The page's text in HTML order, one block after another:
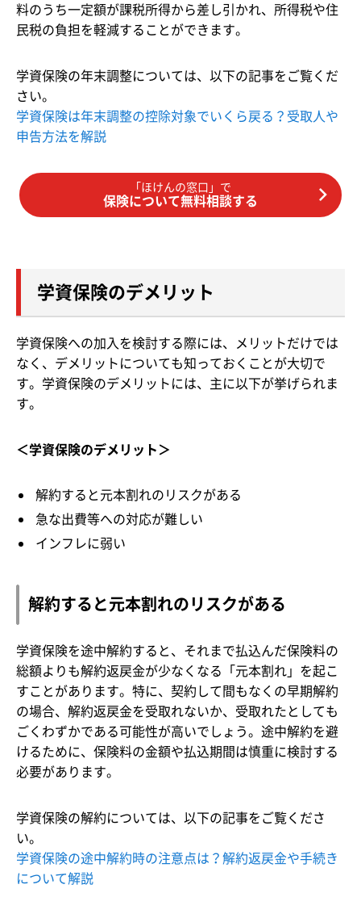
料のうち一定額が課税所得から差し引かれ、所得税や住
民税の負担を軽減することができます。
学資保険の年末調整については、以下の記事をご覧くだ
さい。
学資保険は年末調整の控除対象でいくら戻る？受取人や
申告方法を解説
「ほけんの窓口」で
保険について無料相談する
学資保険のデメリット
学資保険への加入を検討する際には、メリットだけでは
なく、デメリットについても知っておくことが大切で
す。学資保険のデメリットには、主に以下が挙げられま
す。
＜学資保険のデメリット＞
解約すると元本割れのリスクがある
急な出費等への対応が難しい
インフレに弱い
解約すると元本割れのリスクがある
学資保険を途中解約すると、それまで払込んだ保険料の
総額よりも解約返戻金が少なくなる「元本割れ」を起こ
すことがあります。特に、契約して間もなくの早期解約
の場合、解約返戻金を受取れないか、受取れたとしても
ごくわずかである可能性が高いでしょう。途中解約を避
けるために、保険料の金額や払込期間は慎重に検討する
必要があります。
学資保険の解約については、以下の記事をご覧くださ
い。
学資保険の途中解約時の注意点は？解約返戻金や手続き
について解説